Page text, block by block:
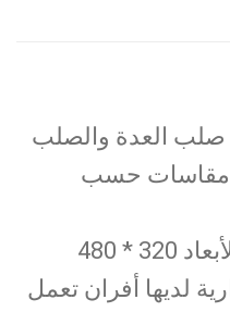
صلب العدة والصلب
مقاسات حسب
* 480
لديها أفران تعمل